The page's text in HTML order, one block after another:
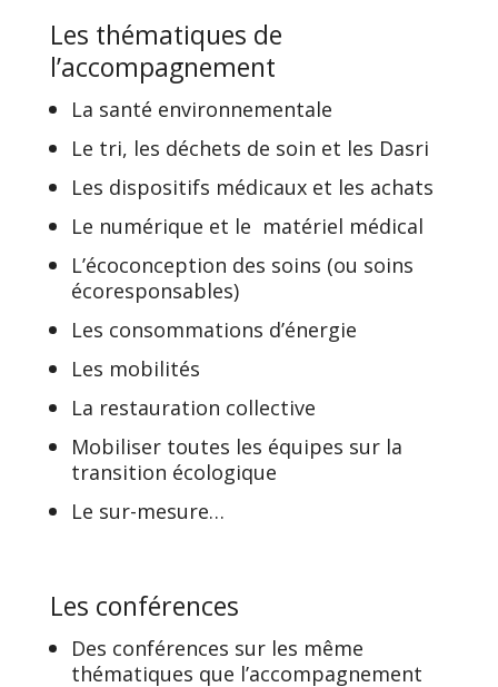
Les thématiques de
l’accompagnement
La santé environnementale
Le tri, les déchets de soin et les Dasri
Les dispositifs médicaux et les achats
Le numérique et le matériel médical
L’écoconception des soins (ou soins
écoresponsables)
Les consommations d’énergie
Les mobilités
La restauration collective
Mobiliser toutes les équipes sur la
transition écologique
Le sur-mesure…
Les conférences
Des conférences sur les même
thématiques que l’accompagnement